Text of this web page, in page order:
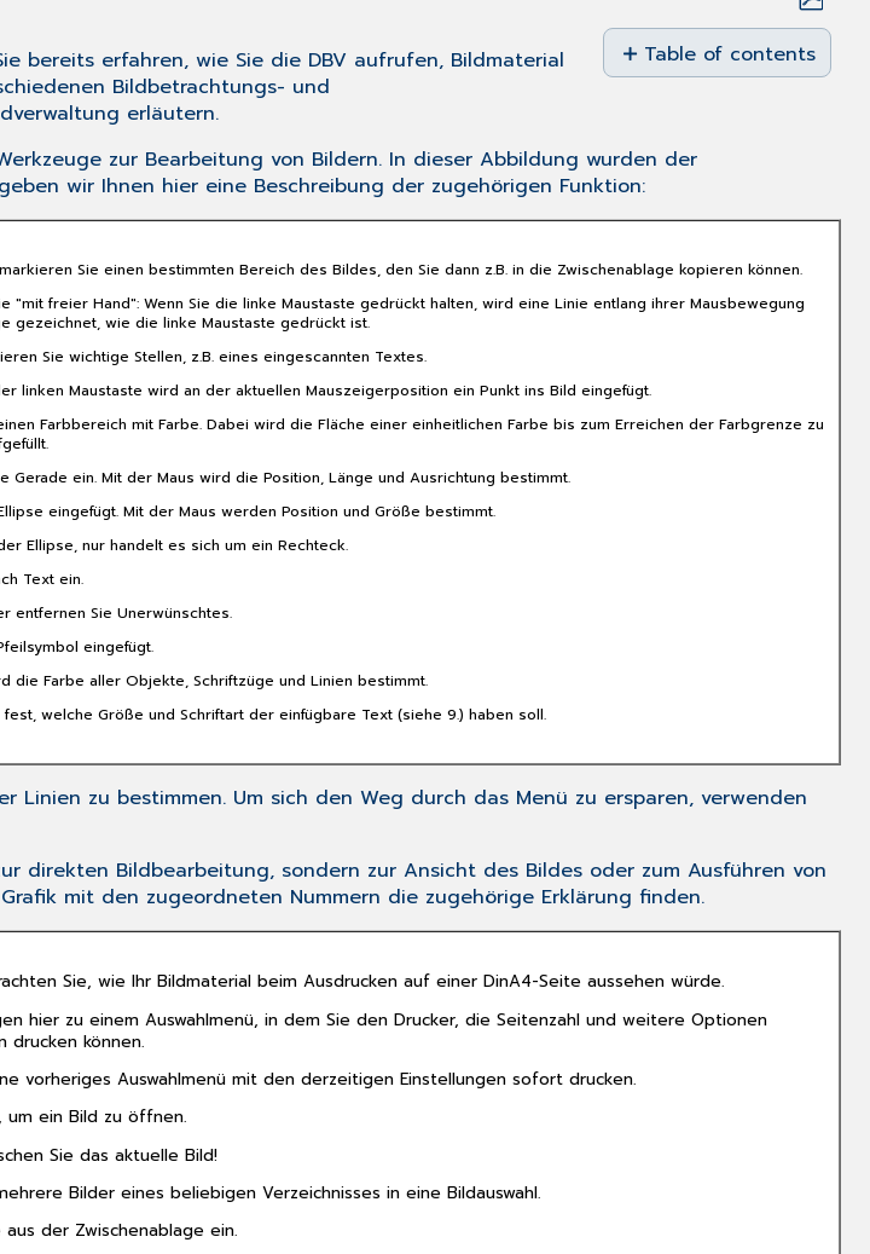
Save
as
PDF
Table of contents
der
Bildbetrachtung:
Scrollen:
In
hierzu
Bilddokumenten:
Kopieren
Ausschneiden:
Ein
Bild
Ein
Bild
bereits erfahren, wie Sie die DBV aufrufen, Bildmaterial
Bildbetrachtungs- und
erläutern.
zur Bearbeitung von Bildern. In dieser Abbildung wurden der
wir Ihnen hier eine Beschreibung der zugehörigen Funktion:
markieren Sie einen bestimmten Bereich des Bildes, den Sie dann z.B. in die Zwischenablage kopieren können.
"mit freier Hand": Wenn Sie die linke Maustaste gedrückt halten, wird eine Linie entlang ihrer Mausbewegung
gezeichnet, wie die linke Maustaste gedrückt ist.
Sie wichtige Stellen, z.B. eines eingescannten Textes.
linken Maustaste wird an der aktuellen Mauszeigerposition ein Punkt ins Bild eingefügt.
Farbbereich mit Farbe. Dabei wird die Fläche einer einheitlichen Farbe bis zum Erreichen der Farbgrenze zu
Gerade ein. Mit der Maus wird die Position, Länge und Ausrichtung bestimmt.
eingefügt. Mit der Maus werden Position und Größe bestimmt.
Ellipse, nur handelt es sich um ein Rechteck.
Text ein.
entfernen Sie Unerwünschtes.
eingefügt.
die Farbe aller Objekte, Schriftzüge und Linien bestimmt.
fest, welche Größe und Schriftart der einfügbare Text (siehe 9.) haben soll.
Linien zu bestimmen. Um sich den Weg durch das Menü zu ersparen, verwenden
direkten Bildbearbeitung, sondern zur Ansicht des Bildes oder zum Ausführen von
mit den zugeordneten Nummern die zugehörige Erklärung finden.
Sie, wie Ihr Bildmaterial beim Ausdrucken auf einer DinA4-Seite aussehen würde.
hier zu einem Auswahlmenü, in dem Sie den Drucker, die Seitenzahl und weitere Optionen
drucken können.
vorheriges Auswahlmenü mit den derzeitigen Einstellungen sofort drucken.
um ein Bild zu öffnen.
Sie das aktuelle Bild!
Bilder eines beliebigen Verzeichnisses in eine Bildauswahl.
aus der Zwischenablage ein.